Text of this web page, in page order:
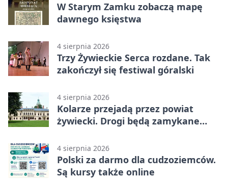
W Starym Zamku zobaczą mapę
dawnego księstwa
4 sierpnia 2026
Trzy Żywieckie Serca rozdane. Tak
zakończył się festiwal góralski
4 sierpnia 2026
Kolarze przejadą przez powiat
żywiecki. Drogi będą zamykane
4 sierpnia 2026
Polski za darmo dla cudzoziemców.
Są kursy także online